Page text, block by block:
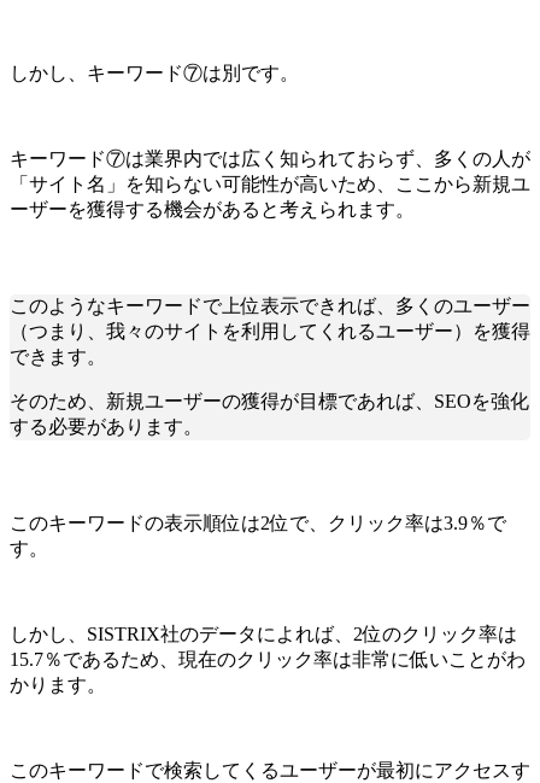
しかし、キーワード⑦は別です。
キーワード⑦は業界内では広く知られておらず、多くの人が
「サイト名」を知らない可能性が高いため、ここから新規ユ
ーザーを獲得する機会があると考えられます。
このようなキーワードで上位表示できれば、多くのユーザー
（つまり、我々のサイトを利用してくれるユーザー）を獲得
できます。
そのため、新規ユーザーの獲得が目標であれば、SEOを強化
する必要があります。
このキーワードの表示順位は2位で、クリック率は3.9％で
す。
しかし、SISTRIX社のデータによれば、2位のクリック率は
15.7％であるため、現在のクリック率は非常に低いことがわ
かります。
このキーワードで検索してくるユーザーが最初にアクセスす